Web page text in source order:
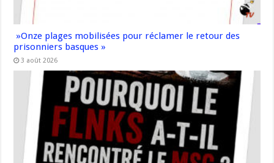
»Onze plages mobilisées pour réclamer le retour des
prisonniers basques »
3 août 2026